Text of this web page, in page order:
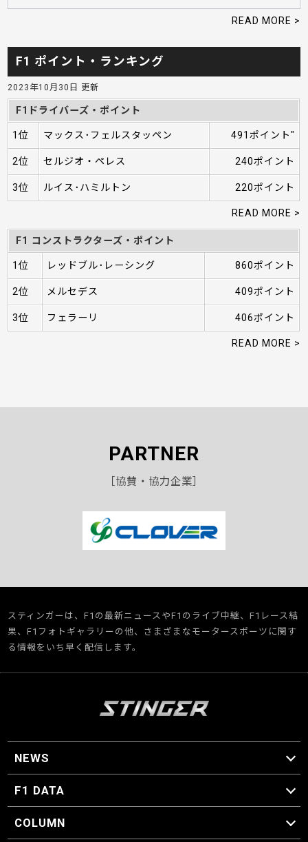
READ MORE >
F1 ポイント・ランキング
2023年10月30日 更新
F1ドライバーズ・ポイント
1位 マックス･フェルスタッペン 491ポイント"
2位 セルジオ・ペレス 240ポイント
3位 ルイス･ハミルトン 220ポイント
READ MORE >
F1 コンストラクターズ・ポイント
1位 レッドブル･レーシング 860ポイント
2位 メルセデス 409ポイント
3位 フェラーリ 406ポイント
READ MORE >
PARTNER
［協賛・協力企業］
スティンガーは、F1の最新ニュースやF1のライブ中継、F1レース結
果、F1フォトギャラリーの他、さまざまなモータースポーツに関す
る情報をいち早く配信します。
NEWS
F1 ニュース
F1 DATA
F1 日程
F1 データ
COLUMN